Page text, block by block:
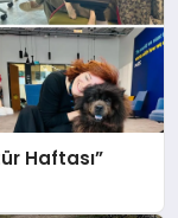
Haftası”